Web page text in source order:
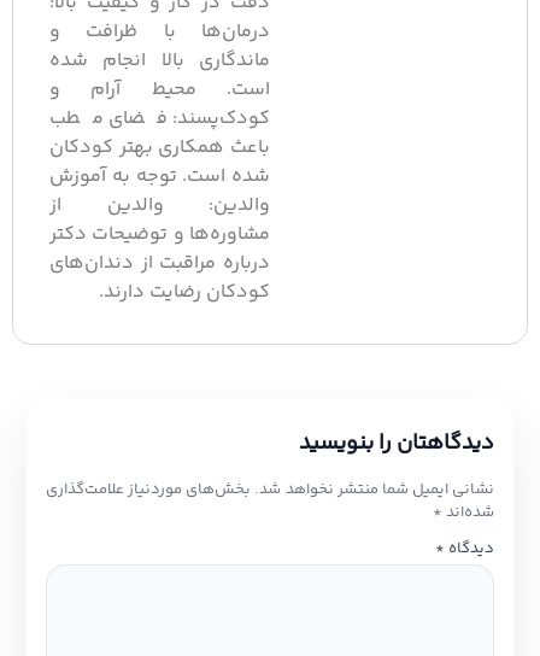
درمان‌ها با ظرافت و
ماندگاری بالا انجام شده
است. محیط آرام و
کودک‌پسند: فضای مطب
باعث همکاری بهتر کودکان
شده است. توجه به آموزش
والدین: والدین از
مشاوره‌ها و توضیحات دکتر
درباره مراقبت از دندان‌های
کودکان رضایت دارند.
دیدگاهتان را بنویسید
نشانی ایمیل شما منتشر نخواهد شد. بخش‌های موردنیاز علامت‌گذاری
شده‌اند*
دیدگاه*